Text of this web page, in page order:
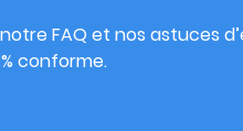
FAQ et nos astuces
conforme.